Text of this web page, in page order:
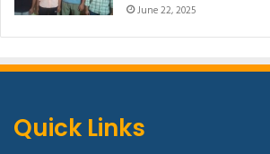
June 22, 2025
Quick Links